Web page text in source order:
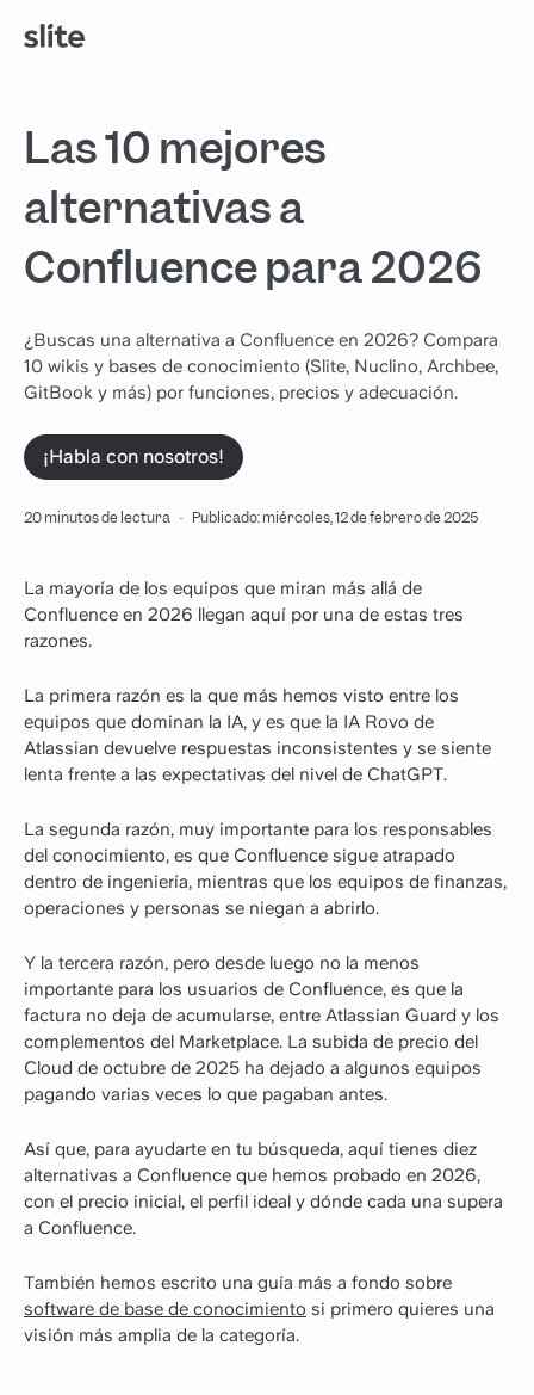
Las 10 mejores
alternativas a
Confluence para 2026
¿Buscas una alternativa a Confluence en 2026? Compara
10 wikis y bases de conocimiento (Slite, Nuclino, Archbee,
GitBook y más) por funciones, precios y adecuación.
¡Habla con nosotros!
20 minutos de lectura · Publicado: miércoles, 12 de febrero de 2025
La mayoría de los equipos que miran más allá de
Confluence en 2026 llegan aquí por una de estas tres
razones.
La primera razón es la que más hemos visto entre los
equipos que dominan la IA, y es que la IA Rovo de
Atlassian devuelve respuestas inconsistentes y se siente
lenta frente a las expectativas del nivel de ChatGPT.
La segunda razón, muy importante para los responsables
del conocimiento, es que Confluence sigue atrapado
dentro de ingeniería, mientras que los equipos de finanzas,
operaciones y personas se niegan a abrirlo.
Y la tercera razón, pero desde luego no la menos
importante para los usuarios de Confluence, es que la
factura no deja de acumularse, entre Atlassian Guard y los
complementos del Marketplace. La subida de precio del
Cloud de octubre de 2025 ha dejado a algunos equipos
pagando varias veces lo que pagaban antes.
Así que, para ayudarte en tu búsqueda, aquí tienes diez
alternativas a Confluence que hemos probado en 2026,
con el precio inicial, el perfil ideal y dónde cada una supera
a Confluence.
También hemos escrito una guía más a fondo sobre
software de base de conocimiento si primero quieres una
visión más amplia de la categoría.